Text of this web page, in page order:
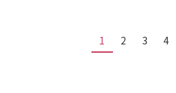
1 2 3 4